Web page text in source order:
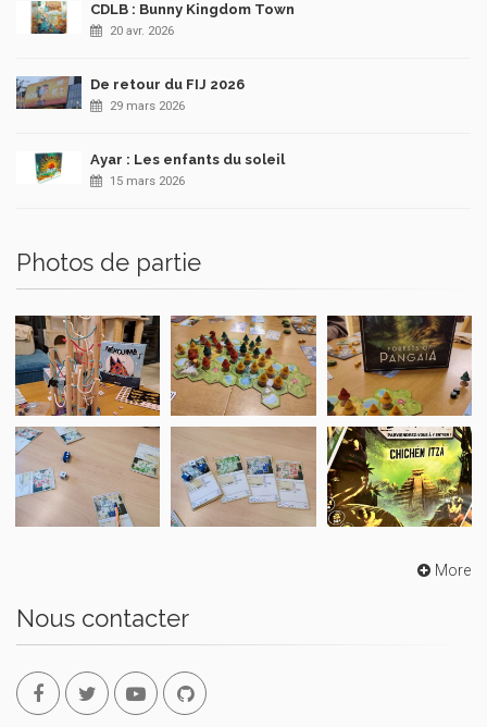
CDLB : Bunny Kingdom Town
20 avr. 2026
De retour du FIJ 2026
29 mars 2026
Ayar : Les enfants du soleil
15 mars 2026
Photos de partie
More
Nous contacter